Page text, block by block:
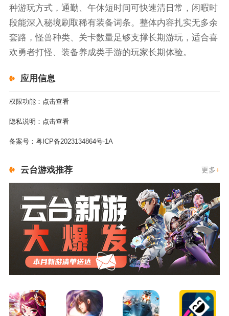
种游玩方式，通勤、午休短时间可快速清日常，闲暇时
段能深入秘境刷取稀有装备词条。整体内容扎实无多余
套路，怪兽种类、关卡数量足够支撑长期游玩，适合喜
欢勇者打怪、装备养成类手游的玩家长期体验。
应用信息
权限功能： 点击查看
隐私说明： 点击查看
备案号： 粤ICP备2023134864号-1A
云台游戏推荐 更多+